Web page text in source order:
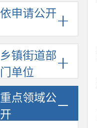
依申请公开
乡镇街道部
门单位
重点领域公
开